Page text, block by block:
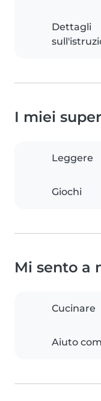
Dettagli
I miei
Leggere
Giochi
Mi sento a
Cucinare
Aiuto